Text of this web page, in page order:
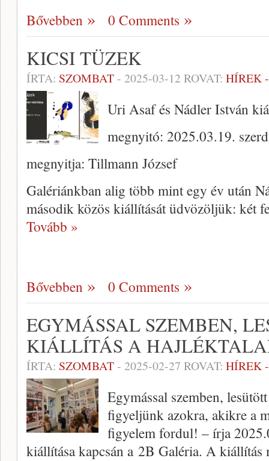
Bővebben 0 Comments
KICSI TÜZEK
ÍRTA: SZOMBAT- 2025-03-12 ROVAT: HÍREK
Uri Asaf és Nádler István
megnyitó: 2025.03.19.
megnyitja: Tillmann József
Galériánkban alig több mint egy év után
második közös kiállítását üdvözöljük: két
Tovább »
Bővebben 0 Comments
EGYMÁSSAL SZEMBEN,
KIÁLLÍTÁS A
ÍRTA: SZOMBAT- 2025-02-27 ROVAT: HÍREK
Egymással szemben,
figyeljünk azokra, akikre a
figyelem fordul! – írja
kiállítása kapcsán a 2B Galéria. A kiállítás